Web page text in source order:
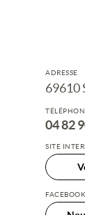
ADRESSE
69610
04 82
SITE
FACEBOOK